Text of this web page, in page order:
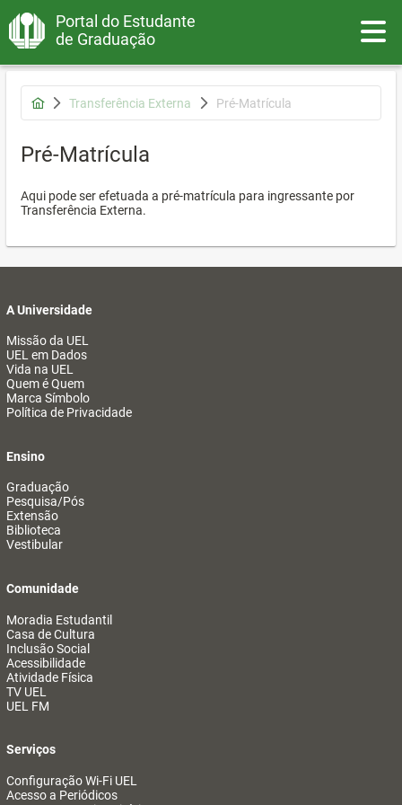
Portal do Estudante
de Graduação
Transferência Externa Pré-Matrícula
Pré-Matrícula
Aqui pode ser efetuada a pré-matrícula para ingressante por
Transferência Externa.
A Universidade
Missão da UEL
UEL em Dados
Vida na UEL
Quem é Quem
Marca Símbolo
Política de Privacidade
Ensino
Graduação
Pesquisa/Pós
Extensão
Biblioteca
Vestibular
Comunidade
Moradia Estudantil
Casa de Cultura
Inclusão Social
Acessibilidade
Atividade Física
TV UEL
UEL FM
Serviços
Configuração Wi-Fi UEL
Acesso a Periódicos